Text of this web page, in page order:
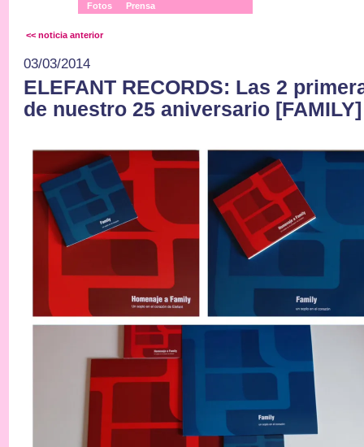
Fotos
Prensa
<< noticia anterior
03/03/2014
ELEFANT RECORDS: Las 2
de nuestro 25 aniversario [FAMILY]